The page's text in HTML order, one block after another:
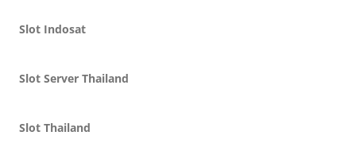
Slot Indosat
Slot Server Thailand
Slot Thailand